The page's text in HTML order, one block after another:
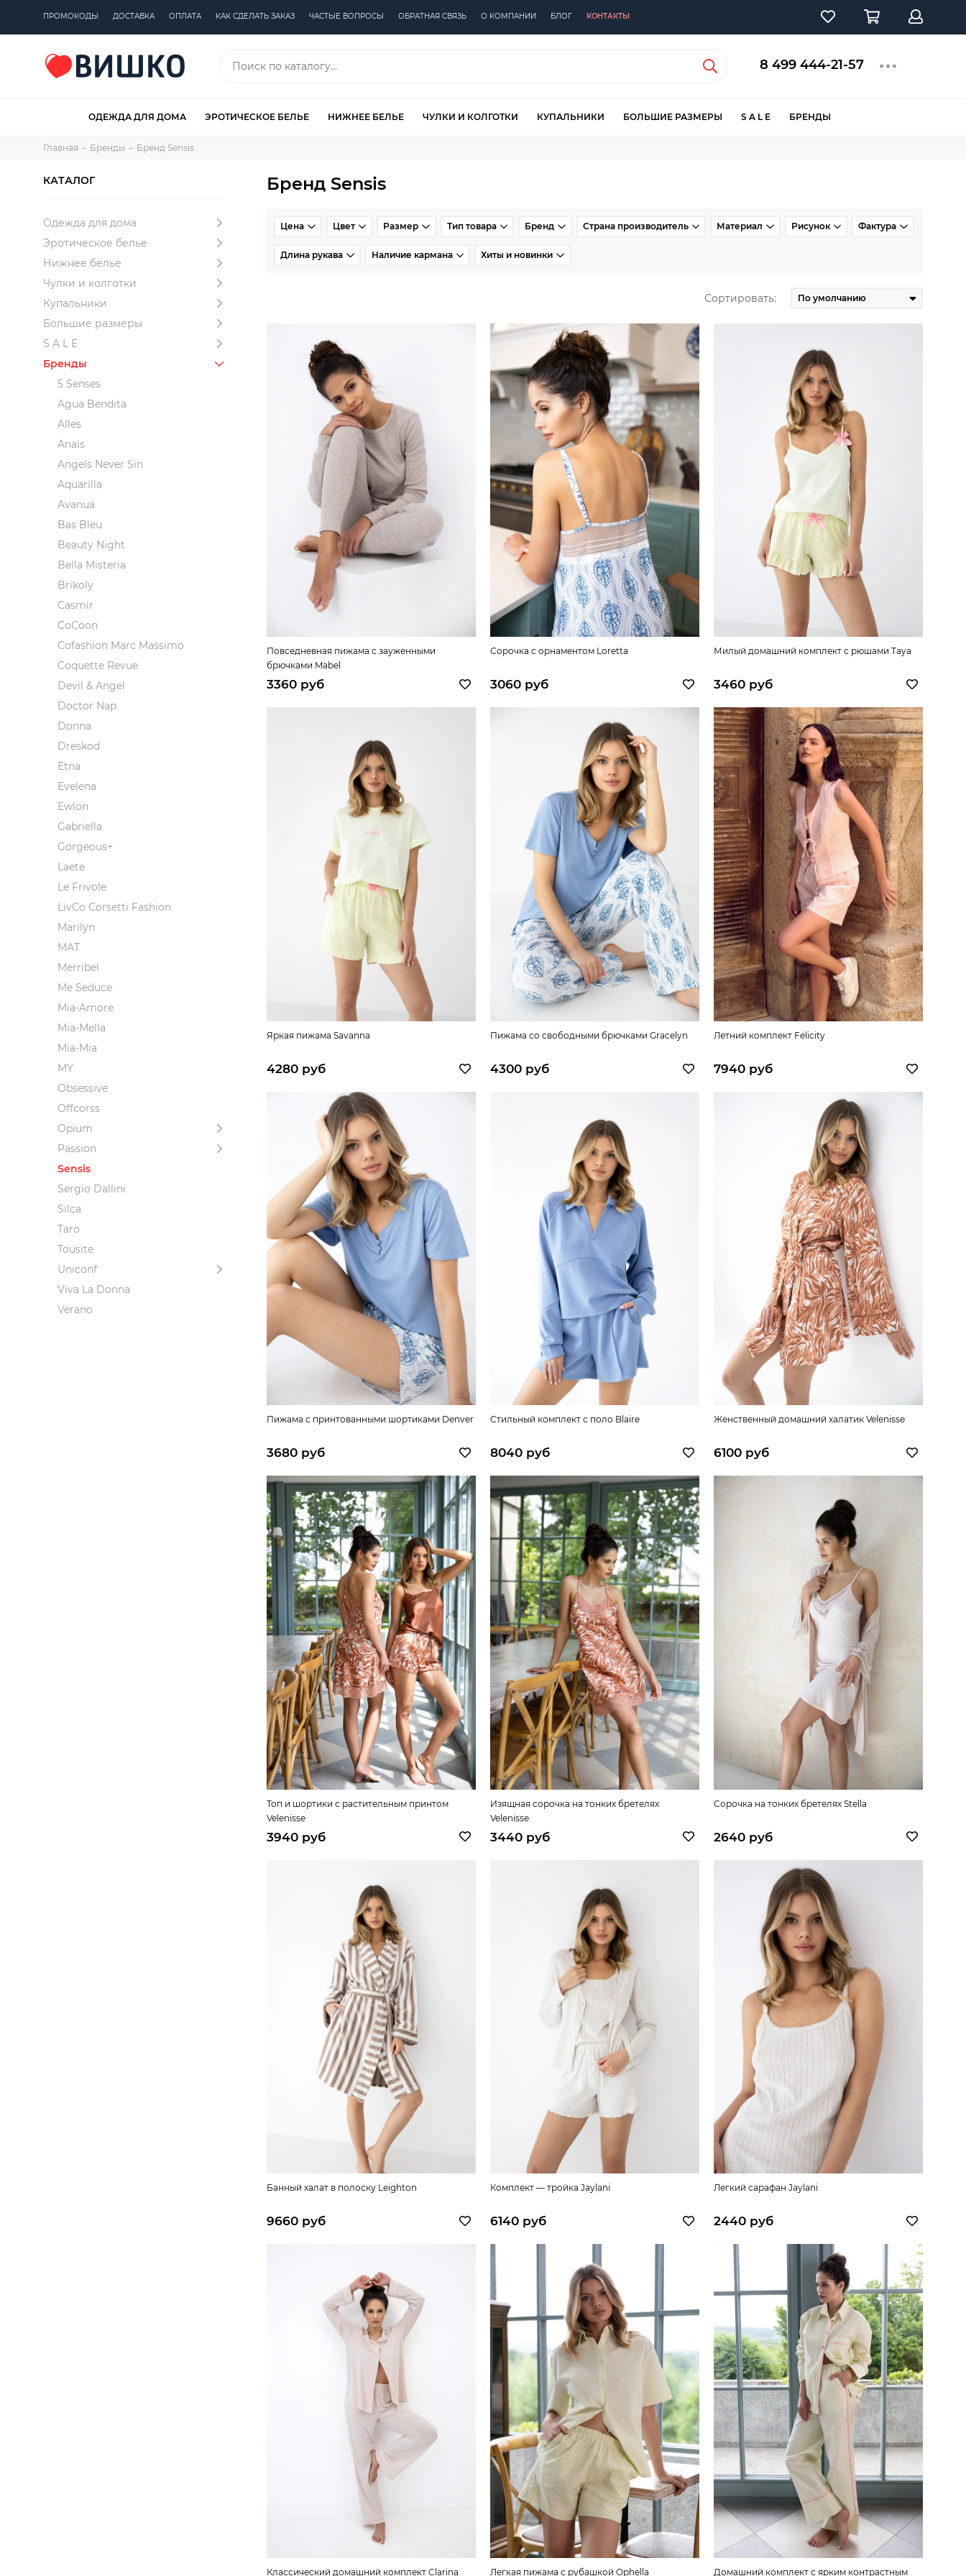
ПРОМОКОДЫ ДОСТАВКА ОПЛАТА КАК СДЕЛАТЬ ЗАКАЗ ЧАСТЫЕ ВОПРОСЫ ОБРАТНАЯ СВЯЗЬ О КОМПАНИИ БЛОГ КОНТАКТЫ
8 499 444-21-57
ОДЕЖДА ДЛЯ ДОМА ЭРОТИЧЕСКОЕ БЕЛЬЕ НИЖНЕЕ БЕЛЬЕ ЧУЛКИ И КОЛГОТКИ КУПАЛЬНИКИ БОЛЬШИЕ РАЗМЕРЫ S A L E БРЕНДЫ
Главная Бренды Бренд Sensis
КАТАЛОГ
Одежда для дома
Эротическое белье
Нижнее белье
Чулки и колготки
Купальники
Большие размеры
S A L E
Бренды
5 Senses
Agua Bendita
Alles
Anais
Angels Never Sin
Aquarilla
Avanua
Bas Bleu
Beauty Night
Bella Misteria
Brikoly
Casmir
CoCoon
Cofashion Marc Massimo
Coquette Revue
Devil & Angel
Doctor Nap
Donna
Dreskod
Etna
Evelena
Ewlon
Gabriella
Gorgeous+
Laete
Le Frivole
LivCo Corsetti Fashion
Marilyn
MAT
Merribel
Me Seduce
Mia-Amore
Mia-Mella
Mia-Mia
MY
Obsessive
Offcorss
Opium
Passion
Sensis
Sergio Dallini
Silca
Taro
Tousite
Uniconf
Viva La Donna
Verano
Бренд Sensis
Цена Цвет Размер Тип товара Бренд Страна производитель Материал Рисунок Фактура
Длина рукава Наличие кармана Хиты и новинки
Сортировать:
Повседневная пижама с зауженными
брючками Mabel
3360 руб
Сорочка с орнаментом Loretta
3060 руб
Милый домашний комплект с рюшами Taya
3460 руб
Яркая пижама Savanna
4280 руб
Пижама со свободными брючками Gracelyn
4300 руб
Летний комплект Felicity
7940 руб
Пижама с принтованными шортиками Denver
3680 руб
Стильный комплект с поло Blaire
8040 руб
Женственный домашний халатик Velenisse
6100 руб
Топ и шортики с растительным принтом
Velenisse
3940 руб
Изящная сорочка на тонких бретелях
Velenisse
3440 руб
Сорочка на тонких бретелях Stella
2640 руб
Банный халат в полоску Leighton
9660 руб
Комплект — тройка Jaylani
6140 руб
Легкий сарафан Jaylani
2440 руб
Классический домашний комплект Clarina Легкая пижама с рубашкой Ophella Домашний комплект с ярким контрастным